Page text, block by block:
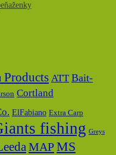
Products ATT Bait-
Cortland
ElFabiano Extra Carp
fishing Greys
MAPMS